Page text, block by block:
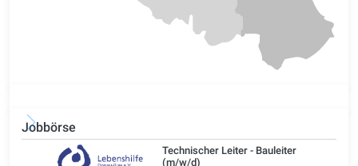
Jobbörse
Technischer Leiter - Bauleiter
(m/w/d)